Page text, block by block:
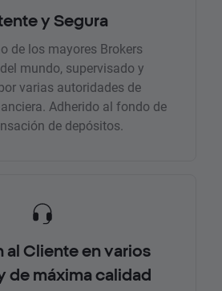
y Segura
de los mayores Brokers
mundo, supervisado y
varias autoridades de
Adherido al fondo de
de depósitos.
al Cliente en varios
de máxima calidad